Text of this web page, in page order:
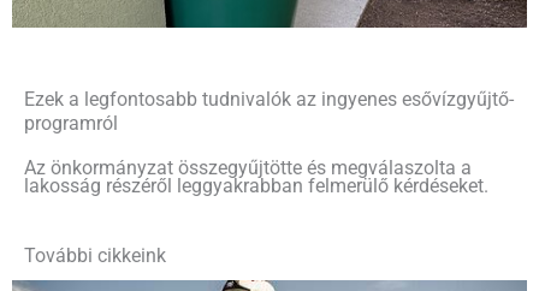
Ezek a legfontosabb tudnivalók az ingyenes esővízgyűjtő-
programról
Az önkormányzat összegyűjtötte és megválaszolta a
lakosság részéről leggyakrabban felmerülő kérdéseket.
További cikkeink